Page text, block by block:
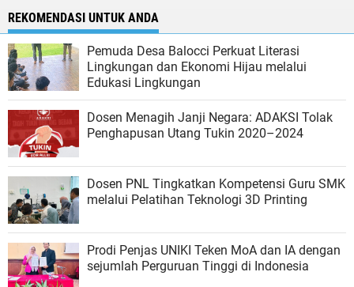
REKOMENDASI UNTUK ANDA
Pemuda Desa Balocci Perkuat Literasi
Lingkungan dan Ekonomi Hijau melalui
Edukasi Lingkungan
Dosen Menagih Janji Negara: ADAKSI Tolak
Penghapusan Utang Tukin 2020–2024
Dosen PNL Tingkatkan Kompetensi Guru SMK
melalui Pelatihan Teknologi 3D Printing
Prodi Penjas UNIKI Teken MoA dan IA dengan
sejumlah Perguruan Tinggi di Indonesia